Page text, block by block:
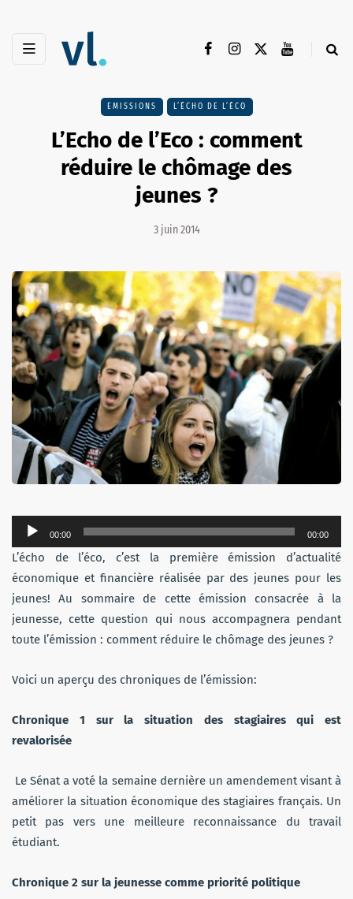
EMISSIONS L’ÉCHO DE L’ÉCO
L’Echo de l’Eco : comment
réduire le chômage des
jeunes ?
3 juin 2014
Lecteur
audio
00:00 00:00
L’écho de l’éco, c’est la première émission d’actualité
économique et financière réalisée par des jeunes pour les
jeunes! Au sommaire de cette émission consacrée à la
jeunesse, cette question qui nous accompagnera pendant
toute l’émission : comment réduire le chômage des jeunes ?
Voici un aperçu des chroniques de l’émission:
Chronique 1 sur la situation des stagiaires qui est
revalorisée
Le Sénat a voté la semaine dernière un amendement visant à
améliorer la situation économique des stagiaires français. Un
petit pas vers une meilleure reconnaissance du travail
étudiant.
Chronique 2 sur la jeunesse comme priorité politique